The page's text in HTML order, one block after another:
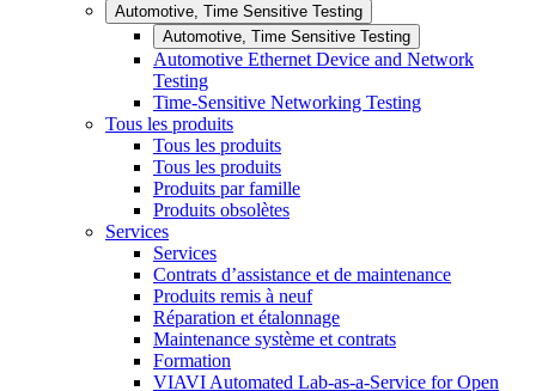
Automotive, Time Sensitive Testing
Automotive, Time Sensitive Testing
Automotive Ethernet Device and Network
Testing
Time-Sensitive Networking Testing
Tous les produits
Tous les produits
Tous les produits
Produits par famille
Produits obsolètes
Services
Services
Contrats d’assistance et de maintenance
Produits remis à neuf
Réparation et étalonnage
Maintenance système et contrats
Formation
VIAVI Automated Lab-as-a-Service for Open